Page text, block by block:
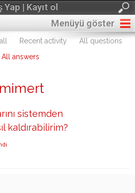
Yap | Kayıt ol
Menüyü göster
Recent activity
All questions
All answers
sistemden
kaldırabilirim?